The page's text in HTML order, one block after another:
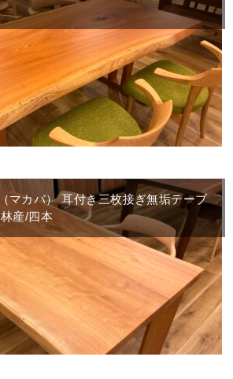
マカバ） 耳付き三枚接ぎ無垢テーブ
産/四本